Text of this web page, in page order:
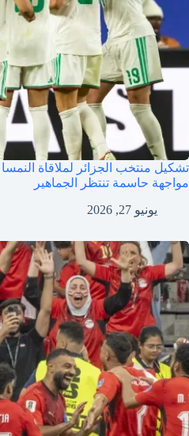
مواجهة حاسمة تنتظر الجماهير
يونيو 27, 2026